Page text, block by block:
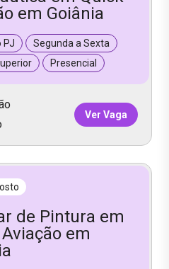
em Goiânia
PJ
Segunda a Sexta
Presencial
Ver Vaga
de Pintura em
em